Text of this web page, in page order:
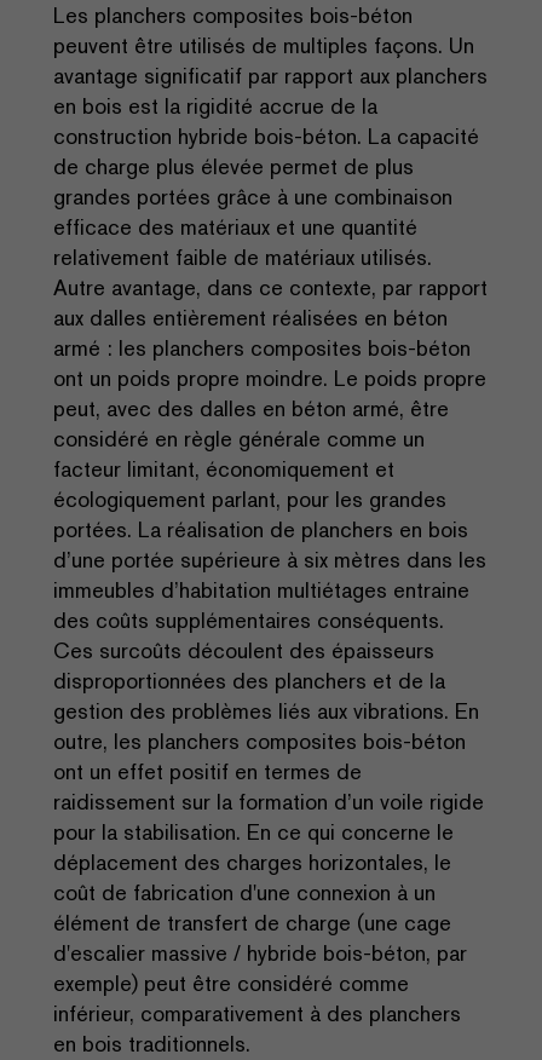
Les planchers composites bois-béton
peuvent être utilisés de multiples façons. Un
avantage significatif par rapport aux planchers
en bois est la rigidité accrue de la
construction hybride bois-béton. La capacité
de charge plus élevée permet de plus
grandes portées grâce à une combinaison
efficace des matériaux et une quantité
relativement faible de matériaux utilisés.
Autre avantage, dans ce contexte, par rapport
aux dalles entièrement réalisées en béton
armé : les planchers composites bois-béton
ont un poids propre moindre. Le poids propre
peut, avec des dalles en béton armé, être
considéré en règle générale comme un
facteur limitant, économiquement et
écologiquement parlant, pour les grandes
portées. La réalisation de planchers en bois
d’une portée supérieure à six mètres dans les
immeubles d’habitation multiétages entraine
des coûts supplémentaires conséquents.
Ces surcoûts découlent des épaisseurs
disproportionnées des planchers et de la
gestion des problèmes liés aux vibrations. En
outre, les planchers composites bois-béton
ont un effet positif en termes de
raidissement sur la formation d’un voile rigide
pour la stabilisation. En ce qui concerne le
déplacement des charges horizontales, le
coût de fabrication d'une connexion à un
élément de transfert de charge (une cage
d'escalier massive / hybride bois-béton, par
exemple) peut être considéré comme
inférieur, comparativement à des planchers
en bois traditionnels.